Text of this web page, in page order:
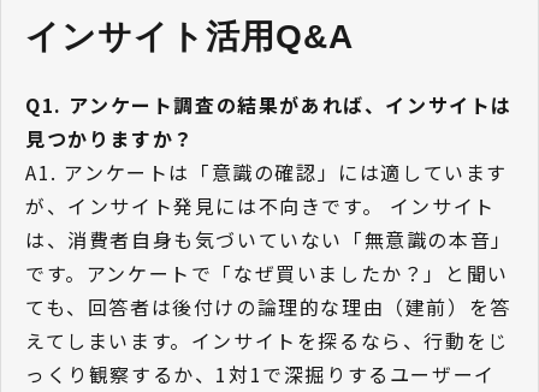
インサイト活用Q&A
Q1. アンケート調査の結果があれば、インサイトは
見つかりますか？
A1. アンケートは「意識の確認」には適しています
が、インサイト発見には不向きです。 インサイト
は、消費者自身も気づいていない「無意識の本音」
です。アンケートで「なぜ買いましたか？」と聞い
ても、回答者は後付けの論理的な理由（建前）を答
えてしまいます。インサイトを探るなら、行動をじ
っくり観察するか、1対1で深掘りするユーザーイ